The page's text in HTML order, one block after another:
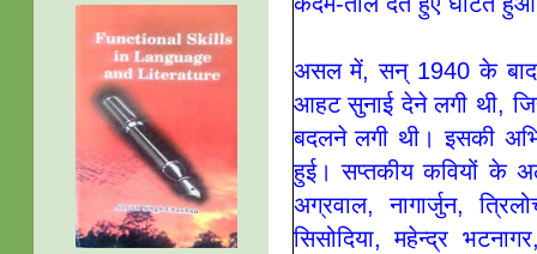
असल में, सन् 1940 के बाद
आहट सुनाई देने लगी थी,
बदलने लगी थी। इसकी
हुई। सप्तकीय कवियों के
अग्रवाल, नागार्जुन,
सिसोदिया, महेन्द्र